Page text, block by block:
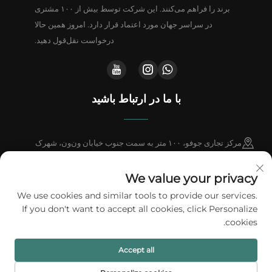
برند را فراهم می‌کنند. این شرکت توسط بیش از ۱۰۰ مشتری
در سراسر جهان مورد اعتماد قرار دارد. امروز همین حالا
درخواست نقل‌قول دهید.
با ما در ارتباط باشید
مرکز تجاری جوفو، ۱۰۰ متر به سمت جنوب خیابان ون‌ون، شهرک
+86-18802602550
[email protected]
کلیه حقوق این محتوا محفوظ است © ۲۰۲۶ شرکت بسته‌بندی A1، محدوده.
حفظ حریم خصوصی
We value your privacy
We use cookies and similar tools to provide our services.
If you don't want to accept all cookies, click Personalize
cookies.
Accept all